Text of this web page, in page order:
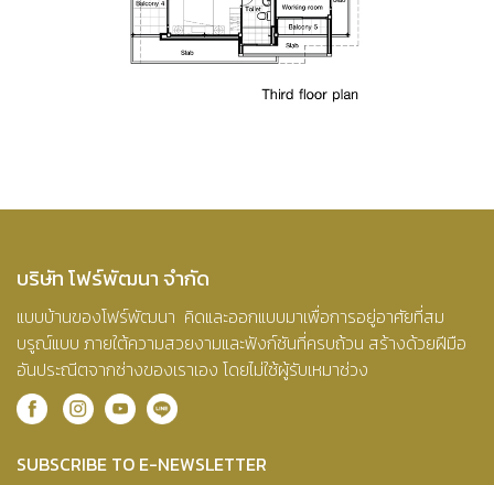
บริษัท โฟร์พัฒนา จำกัด
แบบบ้านของโฟร์พัฒนา คิดและออกแบบมาเพื่อการอยู่อาศัยที่สม
บรูณ์แบบ ภายใต้ความสวยงามและฟังก์ชันที่ครบถ้วน สร้างด้วยฝีมือ
อันประณีตจากช่างของเราเอง โดยไม่ใช้ผู้รับเหมาช่วง
SUBSCRIBE TO E-NEWSLETTER